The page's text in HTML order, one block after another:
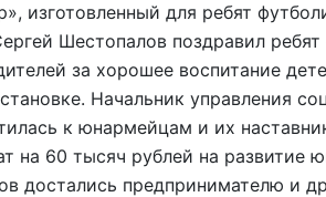
изготовленный для ребят
Шестопалов поздравил
за хорошее воспитание
Начальник управления
к юнармейцам и их
на 60 тысяч рублей на развитие
достались предпринимателю и